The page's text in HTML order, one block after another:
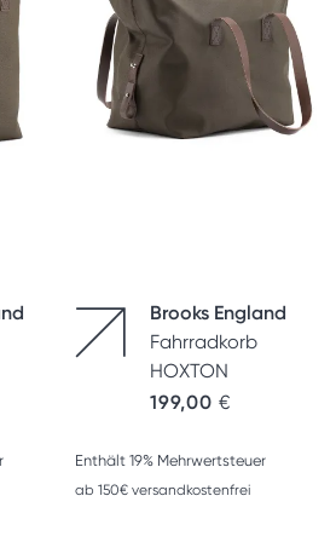
Brooks England
Fahrradkorb
HOXTON
199,00 €
Enthält 19% Mehrwertsteuer
ab 150€ versandkostenfrei